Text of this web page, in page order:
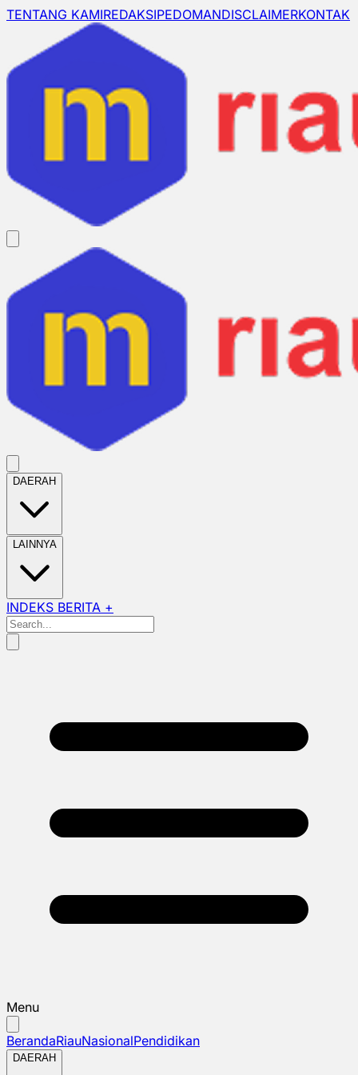
TENTANG KAMIREDAKSIPEDOMANDISCLAIMERKONTAK
DAERAH
LAINNYA
INDEKS BERITA +
Menu
BerandaRiauNasionalPendidikan
DAERAH